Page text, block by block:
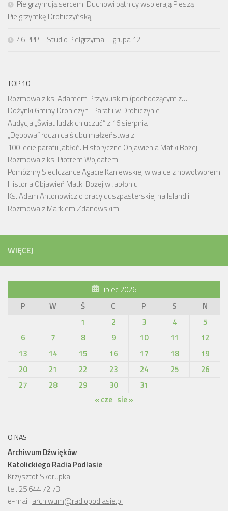
Pielgrzymują sercem. Duchowi pątnicy wspierają Pieszą
Pielgrzymkę Drohiczyńską
46 PPP – Studio Pielgrzyma – grupa 12
TOP 10
Rozmowa z ks. Adamem Przywuskim (pochodzącym z…
Dożynki Gminy Drohiczyn i Parafii w Drohiczynie
Audycja „Świat ludzkich uczuć” z 16 sierpnia
„Dębowa” rocznica ślubu małżeństwa z…
100 lecie parafii Jabłoń. Historyczne Objawienia Matki Bożej
Rozmowa z ks. Piotrem Wojdatem
Pomóżmy Siedlczance Agacie Kaniewskiej w walce z nowotworem
Historia Objawień Matki Bożej w Jabłoniu
Ks. Adam Antonowicz o pracy duszpasterskiej na Islandii
Rozmowa z Markiem Zdanowskim
WIĘCEJ
lipiec 2026
P
W Ś C P S
N
1
2 3 4
5
6
7 8 9 10 11
12
13
14 15 16 17 18
19
20
21 22 23 24 25
26
27
28 29 30
31
« cze sie »
O NAS
Archiwum Dźwięków
Katolickiego Radia Podlasie
Krzysztof Skorupka
tel. 25 644 72 73
e-mail: archiwum@radiopodlasie.pl